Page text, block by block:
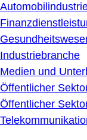
Industriebranche
Medien und
Öffentlicher
Öffentlicher